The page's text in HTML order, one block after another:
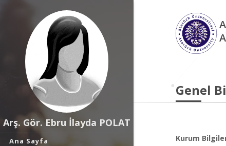
Arş. Gör. Ebru İlayda POLAT
Ana Sayfa
Genel
Kurum